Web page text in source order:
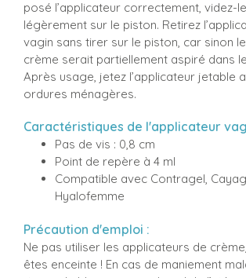
posé l’applicateur correctement, videz-
légèrement sur le piston. Retirez
vagin sans tirer sur le piston, car sinon
crème serait partiellement aspiré dans
Après usage, jetez l’applicateur jetable
ordures ménagères.
Caractéristiques de l'applicateur
Pas de vis : 0,8 cm
Point de repère à 4 ml
Compatible avec Contragel,
Hyalofemme
Précaution d'emploi :
Ne pas utiliser les applicateurs de
êtes enceinte ! En cas de maniement